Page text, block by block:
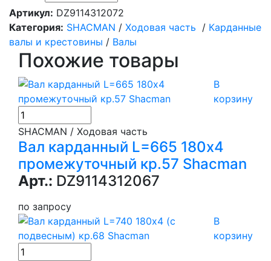
Артикул: DZ9114312072
Категория: SHACMAN / Ходовая часть / Карданные
валы и крестовины / Валы
Похожие товары
В
корзину
SHACMAN / Ходовая часть
Вал карданный L=665 180х4
промежуточный кр.57 Shacman
Арт.: DZ9114312067
по запросу
В
корзину